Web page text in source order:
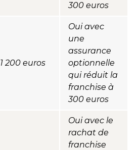
300 euros
1 200 euros
Oui avec
une
assurance
optionnelle
qui réduit la
franchise à
300 euros
Oui avec le
rachat de
franchise